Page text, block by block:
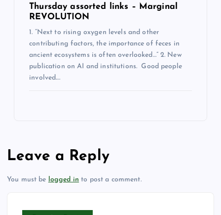
Thursday assorted links – Marginal
REVOLUTION
1. “Next to rising oxygen levels and other
contributing factors, the importance of feces in
ancient ecosystems is often overlooked…” 2. New
publication on AI and institutions. Good people
involved.…
Leave a Reply
You must be logged in to post a comment.